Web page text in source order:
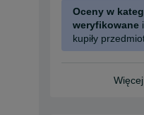
Oceny w
weryfikowane
kupiły